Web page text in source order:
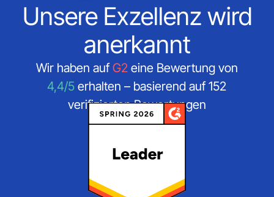
Unsere Exzellenz wird
anerkannt
Wir haben aufG2eine Bewertung von
4,4/5 erhalten – basierend auf 152
verifizierten Bewertungen